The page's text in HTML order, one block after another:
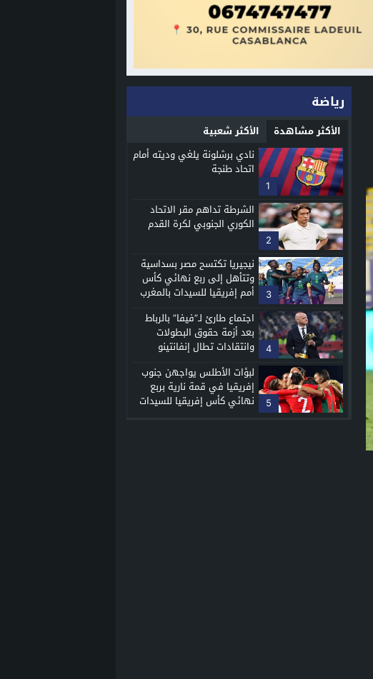
رياضة
الأكثر مشاهدة الأكثر شعبية
1
نادي برشلونة يلغي وديته أمام
اتحاد طنجة
2
الشرطة تداهم مقر الاتحاد
الكوري الجنوبي لكرة القدم
3
نيجيريا تكتسح مصر بسداسية
وتتأهل إلى ربع نهائي كأس
أمم إفريقيا للسيدات بالمغرب
4
اجتماع طارئ لـ”فيفا” بالرباط
بعد أزمة حقوق البطولات
وانتقادات تطال إنفانتينو
5
لبؤات الأطلس يواجهن جنوب
إفريقيا في قمة نارية بربع
نهائي كأس إفريقيا للسيدات